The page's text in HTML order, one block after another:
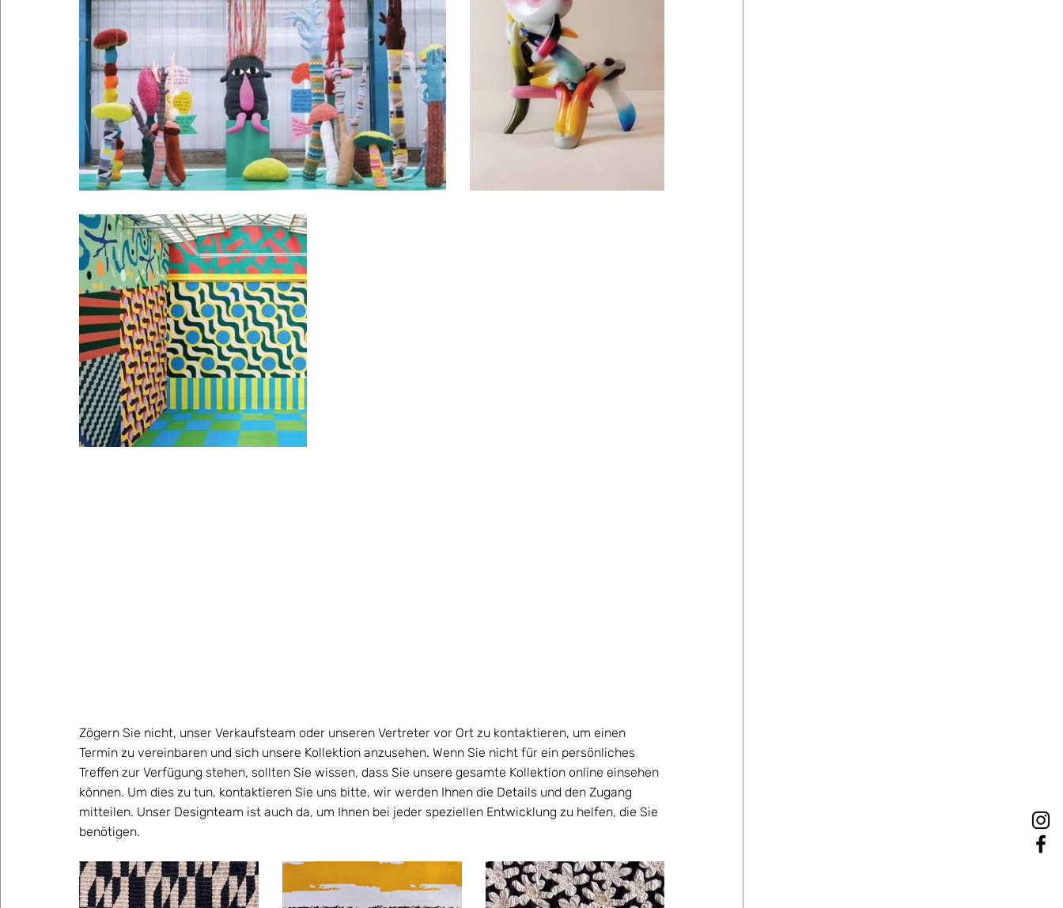
Zögern Sie nicht, unser Verkaufsteam oder unseren Vertreter vor Ort zu kontaktieren, um einen
Termin zu vereinbaren und sich unsere Kollektion anzusehen. Wenn Sie nicht für ein persönliches
Treffen zur Verfügung stehen, sollten Sie wissen, dass Sie unsere gesamte Kollektion online einsehen
können. Um dies zu tun, kontaktieren Sie uns bitte, wir werden Ihnen die Details und den Zugang
mitteilen. Unser Designteam ist auch da, um Ihnen bei jeder speziellen Entwicklung zu helfen, die Sie
benötigen.